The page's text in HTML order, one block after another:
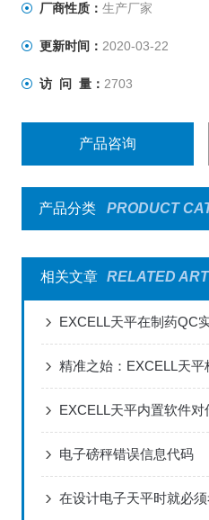
具有设计良好之运送保护点功
厂商性质： 生产厂家
更新时间： 2020-03-22
访 问 量： 2703
产品咨询
产品分类 PRODUCT
相关文章 RELATED
精准之始：EXCELL天
电子磅秤错误信息代码
在设计电子天平时就必